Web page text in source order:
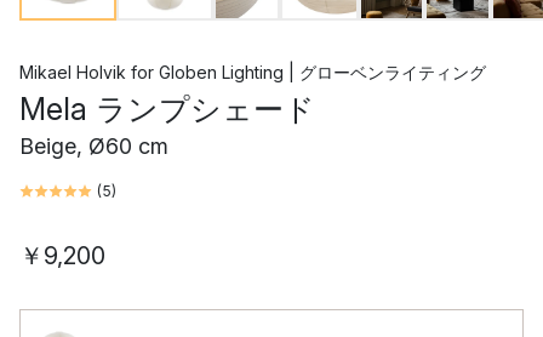
Mikael Holvik for Globen Lighting | グローベンライティング
Mela ランプシェード
Beige, Ø60 cm
(5)
￥9,200